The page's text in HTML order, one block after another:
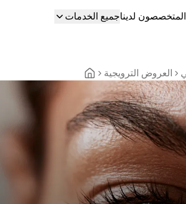
جميع الخدماتالمتخصصون لدينا
Home breadcrumbs
العروض الترويجية